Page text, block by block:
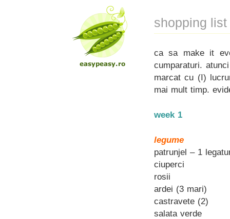
shopping list
ca sa make it
cumparaturi.
marcat cu (I)
mai mult timp.
week 1
legume
patrunjel – 1
ciuperci
rosii
ardei (3 mari)
castravete (2)
salata verde